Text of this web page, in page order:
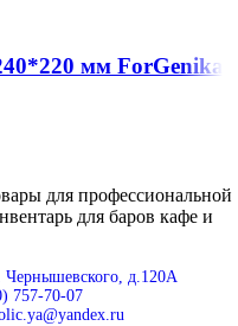
мм ForGenika
для профессиональной
для баров кафе и
Чернышевского, д.120А
757-70-07